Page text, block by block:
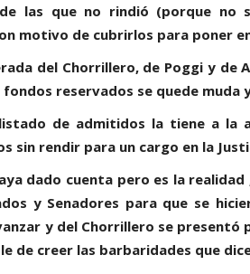
las que no rindió (porque no
motivo de cubrirlos para poner
del Chorrillero, de Poggi y de
reservados se quede muda
de admitidos la tiene a la
sin rendir para un cargo en la
dado cuenta pero es la
y Senadores para que se
y del Chorrillero se
de creer las barbaridades que